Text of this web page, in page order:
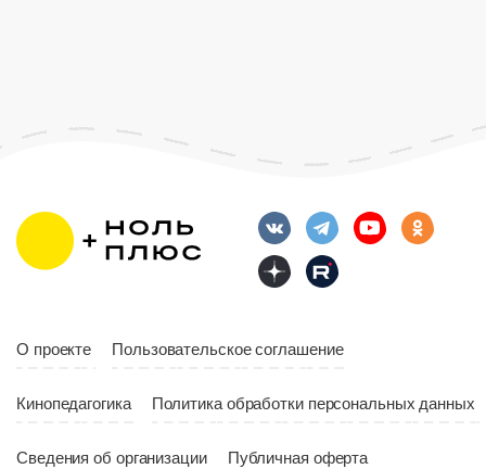
О проекте Пользовательское соглашение
Кинопедагогика Политика обработки персональных данных
Сведения об организации Публичная оферта